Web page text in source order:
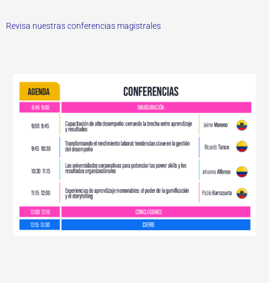
Revisa nuestras conferencias magistrales